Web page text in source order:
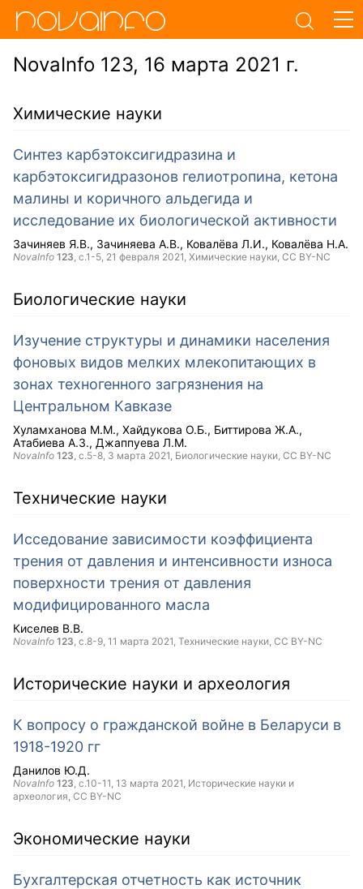
NovaInfo 123, 16 марта 2021 г.
Химические науки
Синтез карбэтоксигидразина и
карбэтоксигидразонов гелиотропина, кетона
малины и коричного альдегида и
исследование их биологической активности
Зачиняев Я.В. Зачиняева А.В. Ковалёва Л.И. Ковалёва Н.А.
NovaInfo 123, с.1-5, 21 февраля 2021, Химические науки, CC BY-NC
Биологические науки
Изучение структуры и динамики населения
фоновых видов мелких млекопитающих в
зонах техногенного загрязнения на
Центральном Кавказе
Хуламханова М.М. Хайдукова О.Б. Биттирова Ж.А.
Атабиева А.З. Джаппуева Л.М.
NovaInfo 123, с.5-8, 3 марта 2021, Биологические науки, CC BY-NC
Технические науки
Исседование зависимости коэффициента
трения от давления и интенсивности износа
поверхности трения от давления
модифицированного масла
Киселев В.В.
NovaInfo 123, с.8-9, 11 марта 2021, Технические науки, CC BY-NC
Исторические науки и археология
К вопросу о гражданской войне в Беларуси в
1918-1920 гг
Данилов Ю.Д.
NovaInfo 123, с.10-11, 13 марта 2021, Исторические науки и
археология, CC BY-NC
Экономические науки
Бухгалтерская отчетность как источник